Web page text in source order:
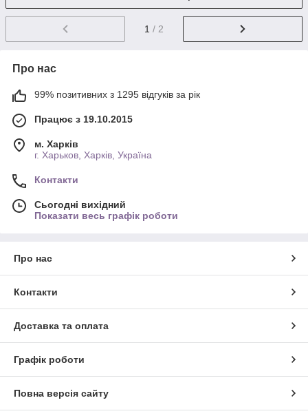
1 / 2
Про нас
99% позитивних з 1295 відгуків за рік
Працює з 19.10.2015
м. Харків
г. Харьков, Харків, Україна
Контакти
Сьогодні вихідний
Показати весь графік роботи
Про нас
Контакти
Доставка та оплата
Графік роботи
Повна версія сайту